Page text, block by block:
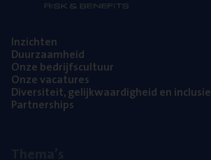
Inzich­ten
Duur­zaam­heid
Onze bedrijfs­cul­tuur
Onze vaca­tu­res
Diver­si­teit, gelijk­waar­dig­heid en inclusie
Part­ner­ships